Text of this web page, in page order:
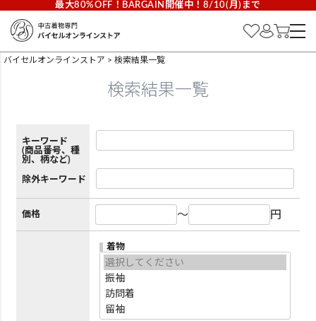
最大80%OFF！BARGAIN開催中！8/10(月)まで
バイセルオンラインストア 検索結果一覧
検索結果一覧
キーワード
(商品番号、種
別、柄など)
除外キーワード
価格 ～ 円
着物